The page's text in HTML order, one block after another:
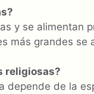
y se alimentan
más grandes
religiosas?
depende de la